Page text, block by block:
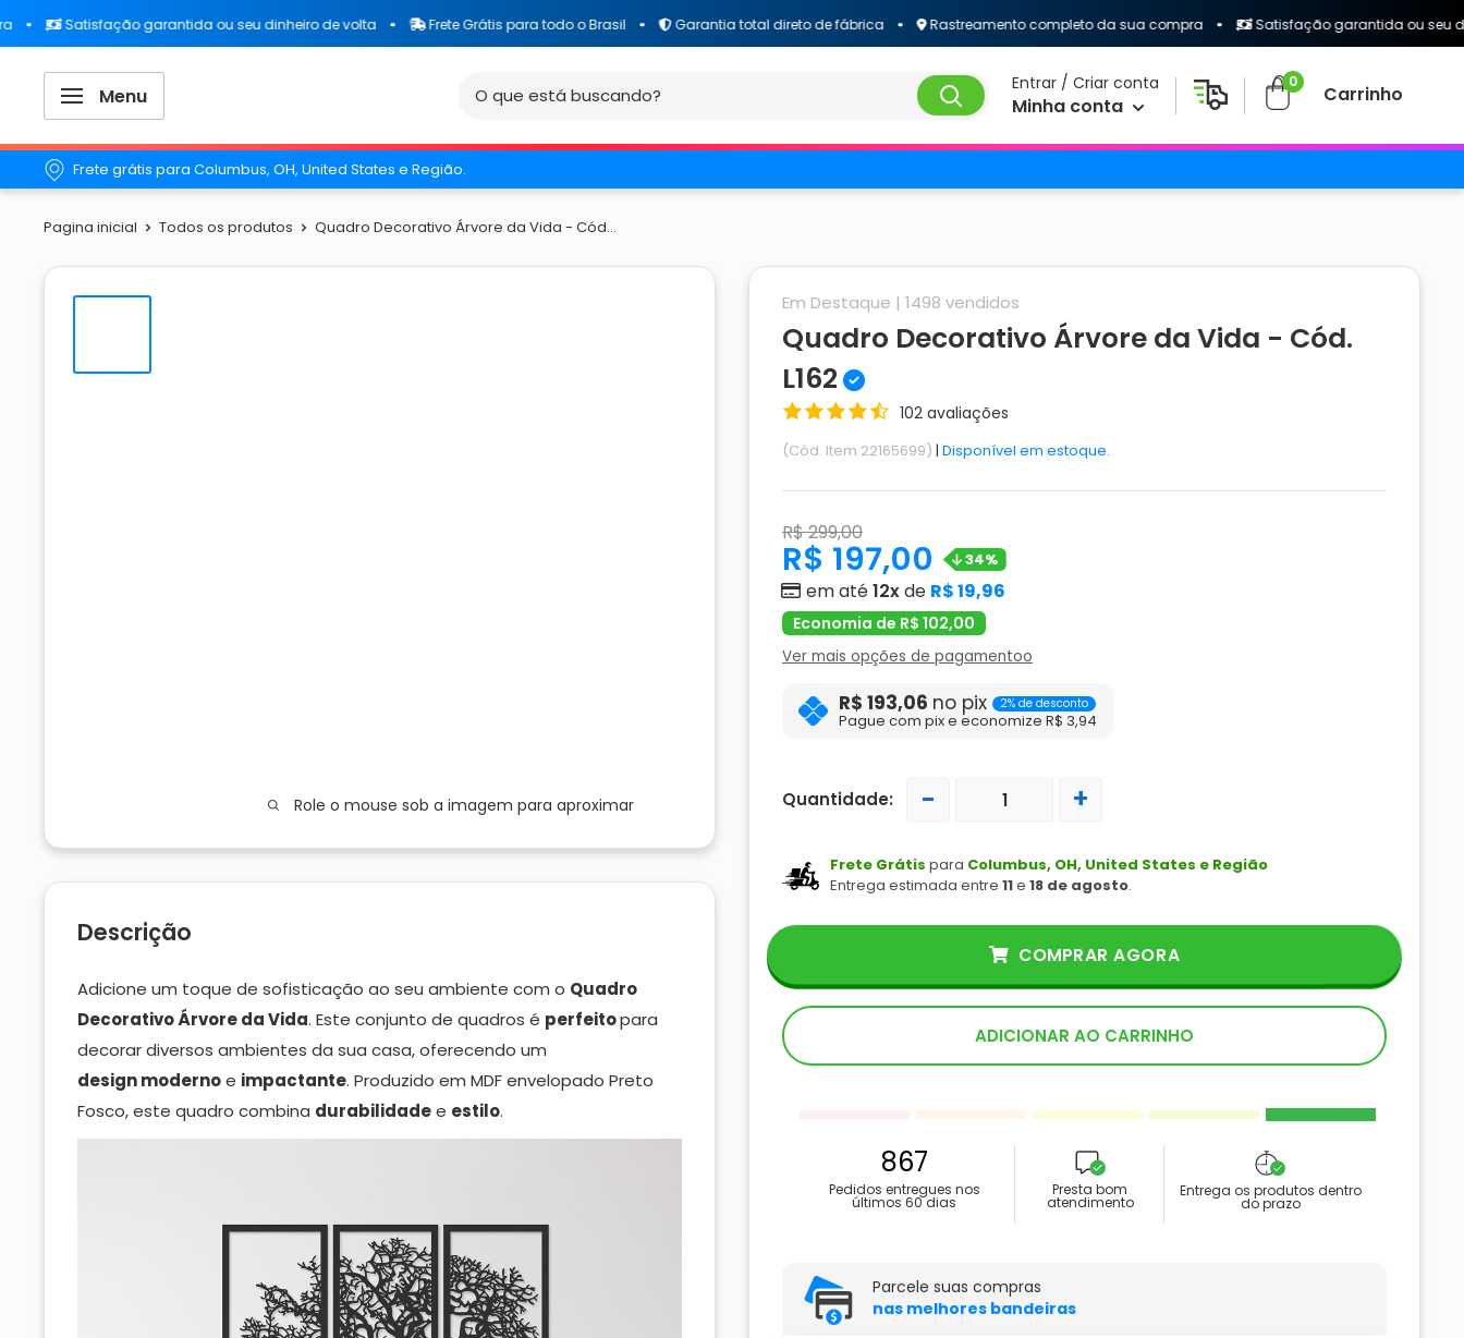
Satisfação garantida ou seu dinheiro de volta Frete Grátis para todo o Brasil Garantia total direto de fábrica Rastreamento completo da sua compra Satisfação garantida ou seu
Menu
Entrar / Criar conta
Minha conta
0
Carrinho
Frete grátis para Columbus, OH, United States e Região.
Pagina inicial Todos os produtos Quadro Decorativo Árvore da Vida - Cód...
Role o mouse sob a imagem para aproximar
Em Destaque | 1498 vendidos
Quadro Decorativo Árvore da Vida - Cód.
L162
102 avaliações
(Cód. Item 22165699) | Disponível em estoque.
R$ 299,00
R$ 197,00 34%
em até12xde R$ 19,96
Economia de R$ 102,00
Ver mais opções de pagamentoo
R$ 193,06 no pix 2% de desconto
Pague com pix e economize R$ 3,94
Quantidade: - +
Frete Grátis para Columbus, OH, United States e Região
Entrega estimada entre 11e 18 de agosto.
ADICIONAR AO CARRINHO
COMPRAR AGORA
867
Pedidos entregues nos
últimos 60 dias
Presta bom
atendimento
Entrega os produtos dentro
do prazo
Parcele suas compras
nas melhores bandeiras
Descrição
Adicione um toque de sofisticação ao seu ambiente com o Quadro
Decorativo Árvore da Vida. Este conjunto de quadros é perfeitopara
decorar diversos ambientes da sua casa, oferecendo um
designmodernoe impactante. Produzido em MDF envelopado Preto
Fosco, este quadro combina durabilidadee estilo.